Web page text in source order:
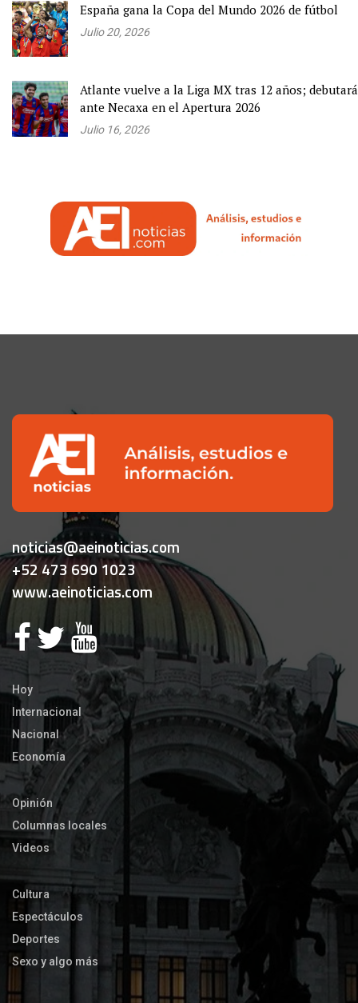
España gana la Copa del Mundo 2026 de fútbol
Julio 20, 2026
Atlante vuelve a la Liga MX tras 12 años; debutará
ante Necaxa en el Apertura 2026
Julio 16, 2026
noticias@aeinoticias.com
+52 473 690 1023
www.aeinoticias.com
Hoy
Internacional
Nacional
Economía
Opinión
Columnas locales
Videos
Cultura
Espectáculos
Deportes
Sexo y algo más